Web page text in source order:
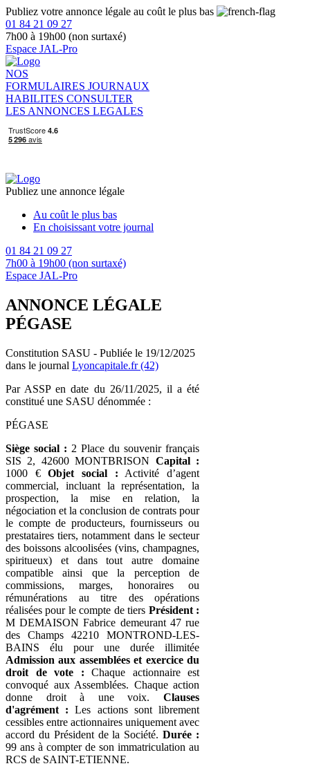
Publiez votre annonce légale au coût le plus bas
01 84 21 09 27
7h00 à 19h00 (non surtaxé)
Espace JAL-Pro
NOS
FORMULAIRES JOURNAUX
HABILITES CONSULTER
LES ANNONCES LEGALES
Publiez une annonce légale
Au coût le plus bas
En choisissant votre journal
01 84 21 09 27
7h00 à 19h00 (non surtaxé)
Espace JAL-Pro
ANNONCE LÉGALE
PÉGASE
Constitution SASU - Publiée le 19/12/2025
dans le journal Lyoncapitale.fr (42)
Par ASSP en date du 26/11/2025, il a été
constitué une SASU dénommée :
PÉGASE
Siège social : 2 Place du souvenir français
SIS 2, 42600 MONTBRISON Capital :
1000 €Objet social : Activité d’agent
commercial, incluant la représentation, la
prospection, la mise en relation, la
négociation et la conclusion de contrats pour
le compte de producteurs, fournisseurs ou
prestataires tiers, notamment dans le secteur
des boissons alcoolisées (vins, champagnes,
spiritueux) et dans tout autre domaine
compatible ainsi que la perception de
commissions, marges, honoraires ou
rémunérations au titre des opérations
réalisées pour le compte de tiers Président :
M DEMAISON Fabrice demeurant 47 rue
des Champs 42210 MONTROND-LES-
BAINS élu pour une durée illimitée
Admission aux assemblées et exercice du
droit de vote : Chaque actionnaire est
convoqué aux Assemblées. Chaque action
donne droit à une voix. Clauses
d'agrément : Les actions sont librement
cessibles entre actionnaires uniquement avec
accord du Président de la Société.Durée :
99 ans à compter de son immatriculation au
RCS de SAINT-ETIENNE.